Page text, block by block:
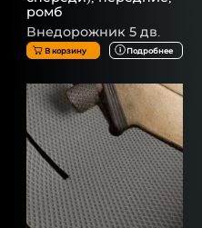
ромб
Внедорожник 5 дв.
В корзину Подробнее